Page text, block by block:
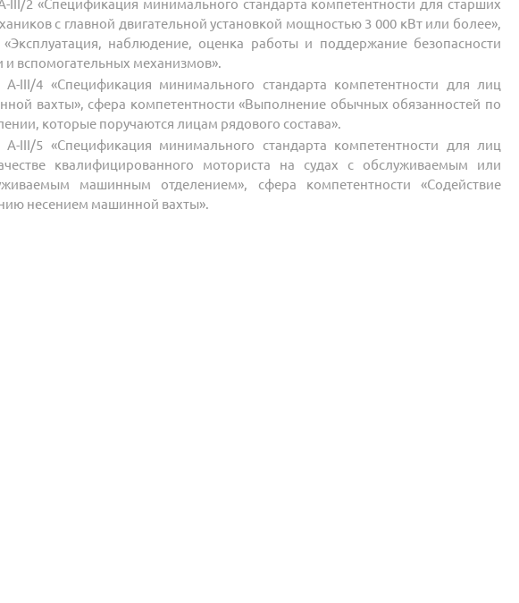
III/2 «Спецификация минимального стандарта компетентности для старших
с главной двигательной установкой мощностью 3 000 кВт или более»,
наблюдение, оценка работы и поддержание безопасности
и вспомогательных механизмов».
A-III/4 «Спецификация минимального стандарта компетентности для лиц
вахты», сфера компетентности «Выполнение обычных обязанностей по
которые поручаются лицам рядового состава».
A-III/5 «Спецификация минимального стандарта компетентности для лиц
квалифицированного моториста на судах с обслуживаемым или
машинным отделением», сфера компетентности «Содействие
несением машинной вахты».